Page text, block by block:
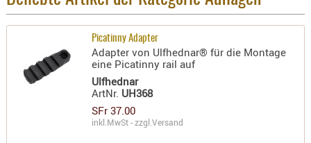
-
- single
Picatinny Adapter
Adapter von Ulfhednar® für die Montage
eine Picatinny rail auf
Ulfhednar
ArtNr. UH368
SFr 37.00
inkl.MwSt - zzgl.Versand